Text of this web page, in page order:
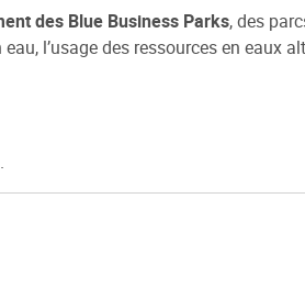
des Blue Business Parks, des
l’usage des ressources en eaux